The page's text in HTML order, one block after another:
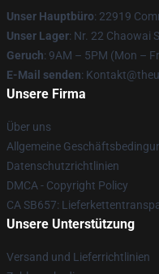
Unser Hauptbüro: 22919
Unser Lager: Nr. 22 Chaowai
Geruch: 9AM – 5PM (Mon –
E-Mail senden:
Unsere Firma
Über uns
Allgemeine
Datenschutzrichtlinien
DMCA - Copyright Policy
CA SB657:
Unsere Unterstützung
Versand und Lieferrichtlinien